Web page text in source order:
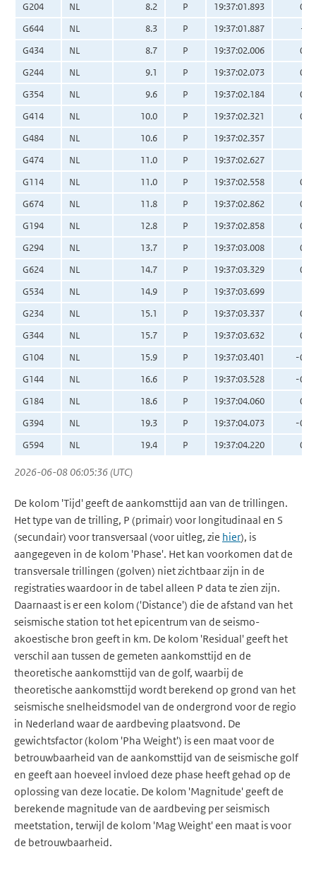
G204
NL 8.2 P 19:37:01.893
0.02
G644
NL 8.3 P 19:37:01.887
-0.0
G434
NL 8.7 P 19:37:02.006
0.04
G244
NL 9.1 P 19:37:02.073
0.02
G354
NL 9.6 P 19:37:02.184
0.04
G414
NL 10.0 P 19:37:02.321
0.08
G484
NL 10.6 P 19:37:02.357
G474
NL 11.0 P 19:37:02.627
G114
NL 11.0 P 19:37:02.558
0.14
G674
NL 11.8 P 19:37:02.862
0.26
G194
NL 12.8 P 19:37:02.858
0.06
G294
NL 13.7 P 19:37:03.008
0.03
G624
NL 14.7 P 19:37:03.329
0.16
G534
NL 14.9 P 19:37:03.699
G234
NL 15.1 P 19:37:03.337
0.08
G344
NL 15.7 P 19:37:03.632
0.25
G104
NL 15.9 P 19:37:03.401
-0.01
G144
NL 16.6 P 19:37:03.528
-0.02
G184
NL 18.6 P 19:37:04.060
0.11
G394
NL 19.3 P 19:37:04.073
-0.03
G594
NL 19.4 P 19:37:04.220 0.11
2026-06-08 06:05:36 (UTC)
De kolom 'Tijd' geeft de aankomsttijd aan van de trillingen.
Het type van de trilling, P (primair) voor longitudinaal en S
(secundair) voor transversaal (voor uitleg, zie hier), is
aangegeven in de kolom 'Phase'. Het kan voorkomen dat de
transversale trillingen (golven) niet zichtbaar zijn in de
registraties waardoor in de tabel alleen P data te zien zijn.
Daarnaast is er een kolom ('Distance') die de afstand van het
seismische station tot het epicentrum van de seismo-
akoestische bron geeft in km. De kolom 'Residual' geeft het
verschil aan tussen de gemeten aankomsttijd en de
theoretische aankomsttijd van de golf, waarbij de
theoretische aankomsttijd wordt berekend op grond van het
seismische snelheidsmodel van de ondergrond voor de regio
in Nederland waar de aardbeving plaatsvond. De
gewichtsfactor (kolom 'Pha Weight') is een maat voor de
betrouwbaarheid van de aankomsttijd van de seismische golf
en geeft aan hoeveel invloed deze phase heeft gehad op de
oplossing van deze locatie. De kolom 'Magnitude' geeft de
berekende magnitude van de aardbeving per seismisch
meetstation, terwijl de kolom 'Mag Weight' een maat is voor
de betrouwbaarheid.